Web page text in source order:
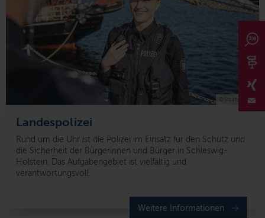
Landespolizei
Rund um die Uhr ist die Polizei im Einsatz für den Schutz und
die Sicherheit der Bürgerinnen und Bürger in Schleswig-
Holstein. Das Aufgabengebiet ist vielfältig und
verantwortungsvoll.
Weitere Informationen
© Staatskanzlei